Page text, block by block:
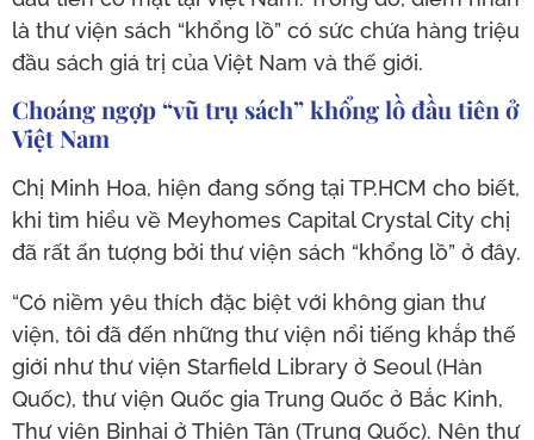
là thư viện sách “khổng lồ” có sức chứa hàng triệu
đầu sách giá trị của Việt Nam và thế giới.
Choáng ngợp “vũ trụ sách” khổng lồ đầu tiên ở
Việt Nam
Chị Minh Hoa, hiện đang sống tại TP.HCM cho biết,
khi tìm hiểu về Meyhomes Capital Crystal City chị
đã rất ấn tượng bởi thư viện sách “khổng lồ” ở đây.
“Có niềm yêu thích đặc biệt với không gian thư
viện, tôi đã đến những thư viện nổi tiếng khắp thế
giới như thư viện Starfield Library ở Seoul (Hàn
Quốc), thư viện Quốc gia Trung Quốc ở Bắc Kinh,
Thư viện Binhai ở Thiên Tân (Trung Quốc). Nên thư